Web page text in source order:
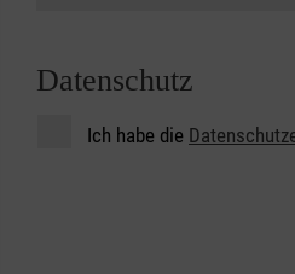
Datenschutz
Ich habe die